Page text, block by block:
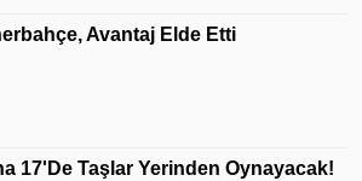
Avantaj Elde Etti
17'de Taşlar Yerinden Oynayacak!